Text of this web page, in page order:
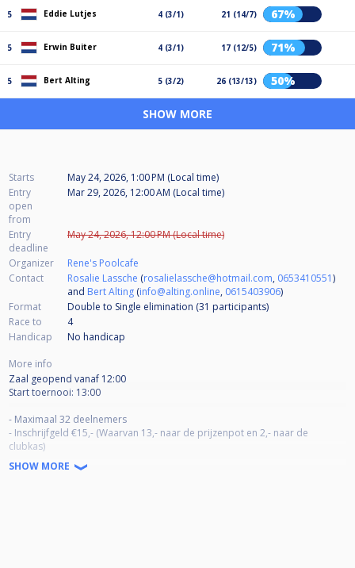
5 Eddie Lutjes 4 (3/1) 21 (14/7) 67%
5 Erwin Buiter 4 (3/1) 17 (12/5) 71%
5 Bert Alting 5 (3/2) 26 (13/13) 50%
SHOW MORE
Starts
May 24, 2026, 1:00 PM (Local time)
Entry
open
from
Mar 29, 2026, 12:00 AM (Local time)
Entry
deadline
May 24, 2026, 12:00 PM (Local time)
Organizer
Rene's Poolcafe
Contact
Rosalie Lassche (rosalielassche@hotmail.com, 0653410551)
and Bert Alting (info@alting.online, 0615403906)
Format
Double to Single elimination (31 participants)
Race to
4
Handicap
No handicap
More info
Zaal geopend vanaf 12:00
Start toernooi: 13:00
- Maximaal 32 deelnemers
- Inschrijfgeld €15,- (Waarvan 13,- naar de prijzenpot en 2,- naar de
clubkas)
- Prijzengeld is vanaf plaats 1 t/m gedeelde 3e plaats.
- Alternate Break
SHOW MORE